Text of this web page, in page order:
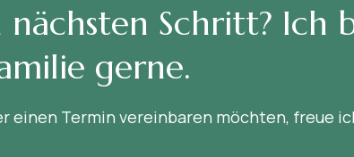
Schritt? Ich
gerne.
einen Termin vereinbaren möchten, freue